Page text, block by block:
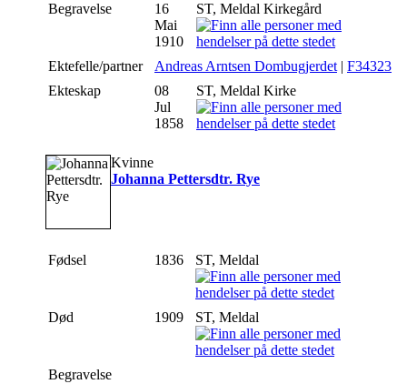
Begravelse
16
Mai
1910
ST, Meldal Kirkegård
Ektefelle/partner Andreas Arntsen Dombugjerdet| F34323
Ekteskap
08
Jul
1858
ST, Meldal Kirke
Kvinne
Johanna Pettersdtr. Rye
Fødsel 1836 ST, Meldal
Død 1909 ST, Meldal
Begravelse